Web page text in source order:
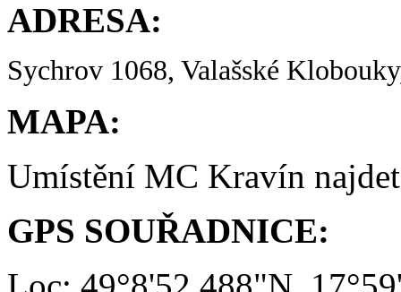
ADRESA:
Sychrov 1068, Valašské
MAPA:
Umístění MC Kravín
GPS SOUŘADNICE: